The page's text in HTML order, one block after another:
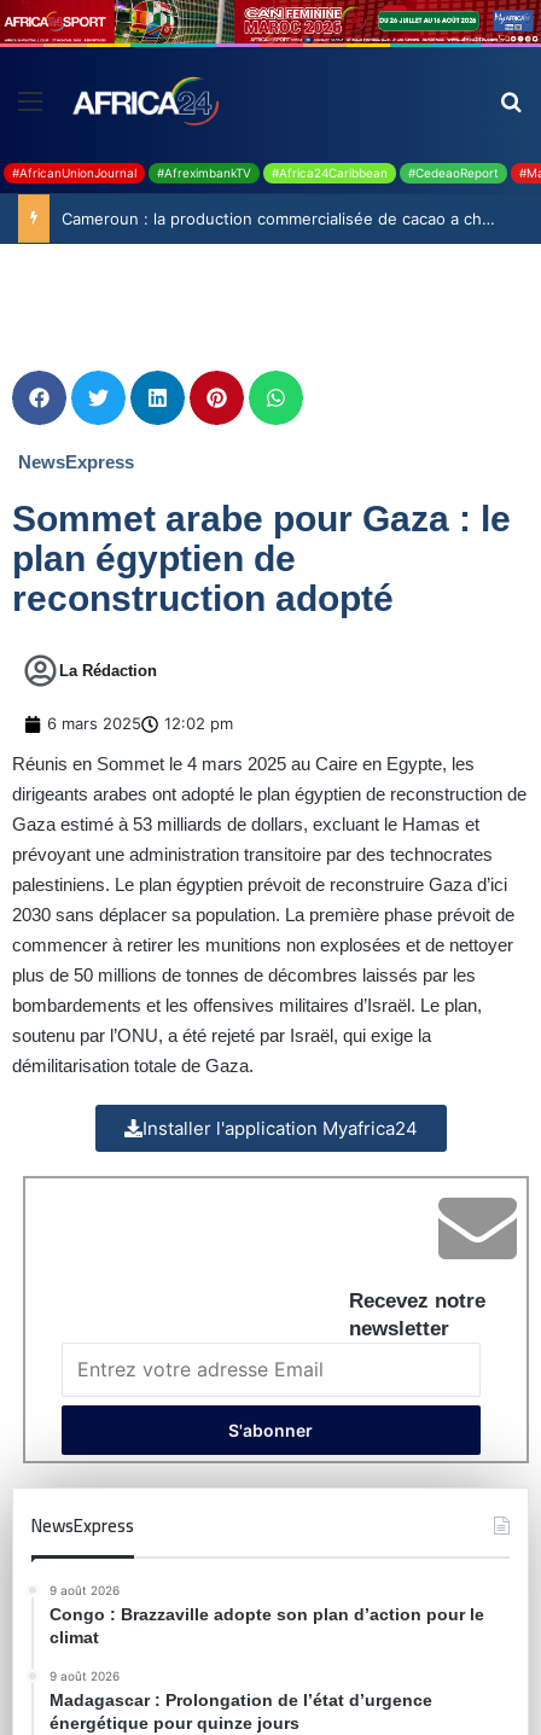
#AfricanUnionJournal #AfreximbankTV #Africa24Caribbean #CedeaoReport
Cameroun : la production commercialisée de cacao a chuté de 19,9% durant la saison 2025-2026
NewsExpress
Sommet arabe pour Gaza : le
plan égyptien de
reconstruction adopté
La Rédaction
6 mars 2025 12:02 pm
Réunis en Sommet le 4 mars 2025 au Caire en Egypte, les
dirigeants arabes ont adopté le plan égyptien de reconstruction de
Gaza estimé à 53 milliards de dollars, excluant le Hamas et
prévoyant une administration transitoire par des technocrates
palestiniens. Le plan égyptien prévoit de reconstruire Gaza d’ici
2030 sans déplacer sa population. La première phase prévoit de
commencer à retirer les munitions non explosées et de nettoyer
plus de 50 millions de tonnes de décombres laissés par les
bombardements et les offensives militaires d’Israël. Le plan,
soutenu par l’ONU, a été rejeté par Israël, qui exige la
démilitarisation totale de Gaza.
Installer l'application Myafrica24
Recevez notre
newsletter
NewsExpress
9 août 2026
Congo : Brazzaville adopte son plan d’action pour le
climat
9 août 2026
Madagascar : Prolongation de l’état d’urgence
énergétique pour quinze jours